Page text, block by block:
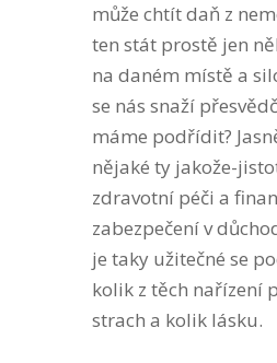
může chtít daň z
ten stát prostě jen
na daném místě a
se nás snaží
máme podřídit?
nějaké ty jakože-
zdravotní péči a
zabezpečení v
je taky užitečné se
kolik z těch nařízení
strach a kolik lásku.